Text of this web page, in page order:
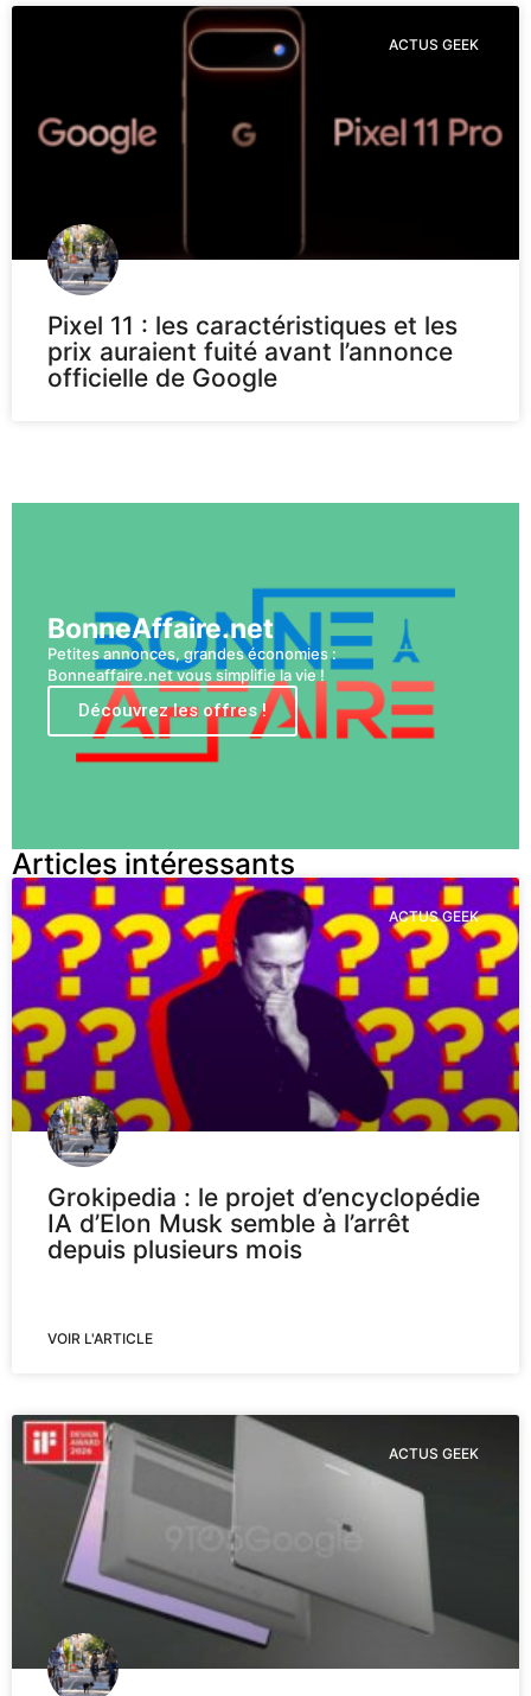
ACTUS GEEK
Pixel 11 : les caractéristiques et les
prix auraient fuité avant l’annonce
officielle de Google
BonneAffaire.net
Petites annonces, grandes économies :
Bonneaffaire.net vous simplifie la vie !
Découvrez les offres !
Articles intéressants
ACTUS GEEK
Grokipedia : le projet d’encyclopédie
IA d’Elon Musk semble à l’arrêt
depuis plusieurs mois
VOIR L'ARTICLE
ACTUS GEEK